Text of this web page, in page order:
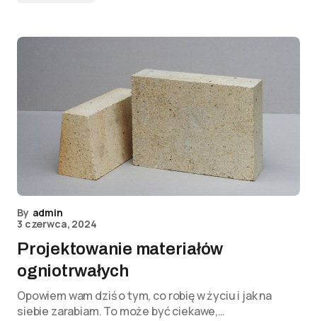
By admin
3 czerwca, 2024
Projektowanie materiałów
ogniotrwałych
Opowiem wam dziś o tym, co robię w życiu i jak na
siebie zarabiam. To może być ciekawe,…